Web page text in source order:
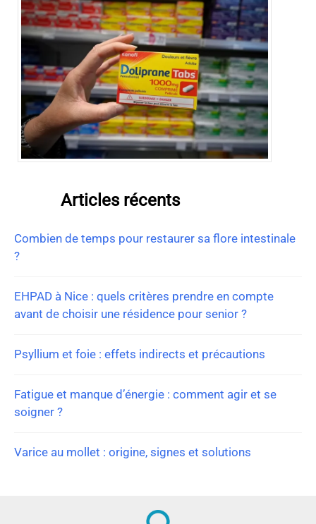
Articles récents
Combien de temps pour restaurer sa flore intestinale
?
EHPAD à Nice : quels critères prendre en compte
avant de choisir une résidence pour senior ?
Psyllium et foie : effets indirects et précautions
Fatigue et manque d’énergie : comment agir et se
soigner ?
Varice au mollet : origine, signes et solutions